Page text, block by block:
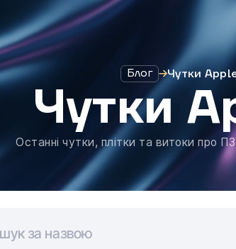
Блог Чутки
Чутки
Останні чутки, плітки та витоки про